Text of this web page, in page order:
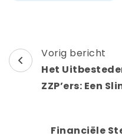
Vorig bericht
Het
ZZP’ers: Een
Financiële